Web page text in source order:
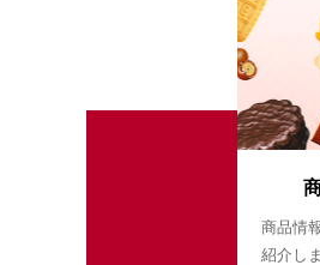
商品情
紹介し